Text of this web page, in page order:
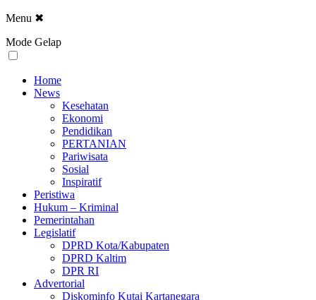
Menu ✖
Mode Gelap
Home
News
Kesehatan
Ekonomi
Pendidikan
PERTANIAN
Pariwisata
Sosial
Inspiratif
Peristiwa
Hukum – Kriminal
Pemerintahan
Legislatif
DPRD Kota/Kabupaten
DPRD Kaltim
DPR RI
Advertorial
Diskominfo Kutai Kartanegara